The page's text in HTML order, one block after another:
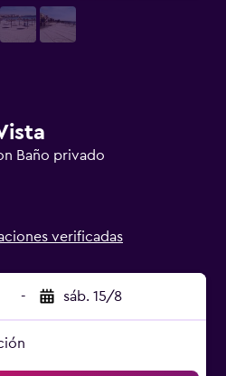
Baño privado
verificadas
- sáb. 15/8